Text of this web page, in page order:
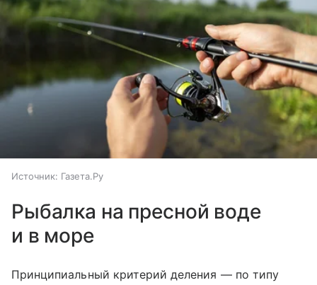
Источник: Газета.Ру
Рыбалка на пресной воде
и в море
Принципиальный критерий деления — по типу